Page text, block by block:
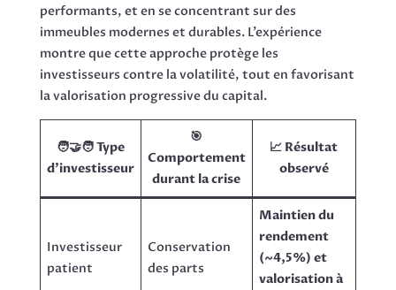
performants, et en se concentrant sur des
immeubles modernes et durables. L’expérience
montre que cette approche protège les
investisseurs contre la volatilité, tout en favorisant
la valorisation progressive du capital.
🧑‍🤝‍🧑 Type
d’investisseur
🎯
Comportement
durant la crise
📈 Résultat
observé
Investisseur
patient
Conservation
des parts
Maintien du
rendement
(~4,5%) et
valorisation à